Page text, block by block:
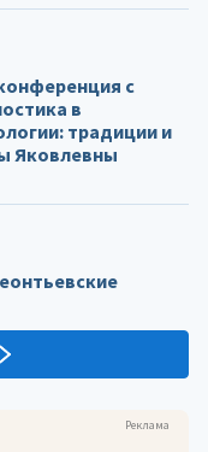
Реклама
с
в
традиции и
Яковлевны